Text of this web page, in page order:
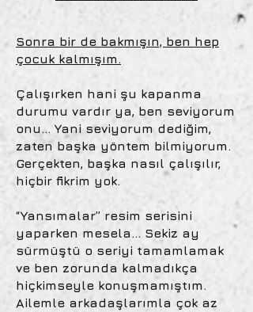
Sonra bir de bakmışın, ben hep
çocuk kalmışım.
Çalışırken hani şu kapanma
durumu vardır ya, ben seviyorum
onu… Yani seviyorum dediğim,
zaten başka yöntem bilmiyorum.
Gerçekten, başka nasıl çalışılır,
hiçbir fikrim yok.
“Yansımalar” resim serisini
yaparken mesela… Sekiz ay
sürmüştü o seriyi tamamlamak
ve ben zorunda kalmadıkça
hiçkimseyle konuşmamıştım.
Ailemle arkadaşlarımla çok az